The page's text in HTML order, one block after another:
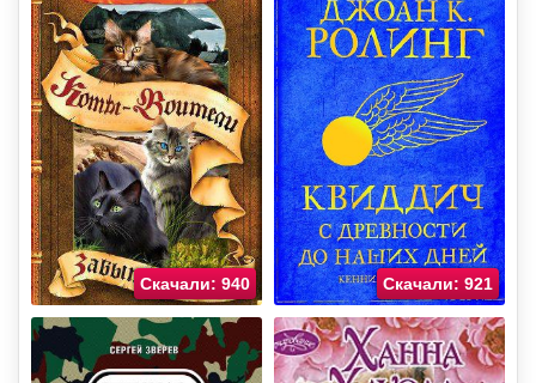
Скачали: 940 Скачали: 921